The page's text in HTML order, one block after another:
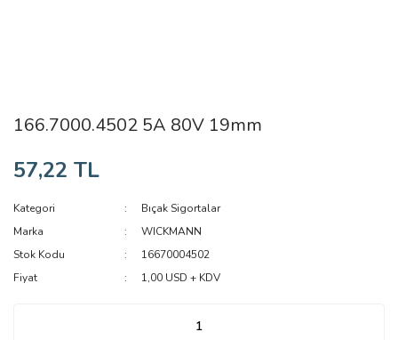
166.7000.4502 5A 80V 19mm
57,22 TL
Kategori
Bıçak Sigortalar
Marka
WICKMANN
Stok Kodu
16670004502
Fiyat
1,00 USD + KDV